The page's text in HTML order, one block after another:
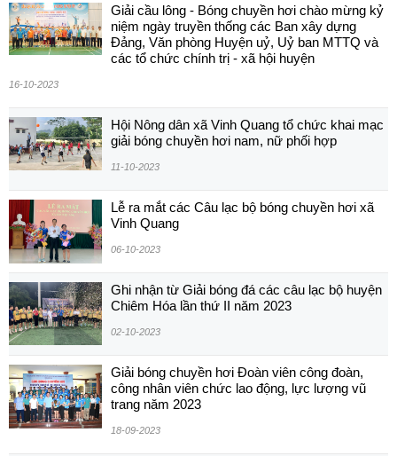
Giải cầu lông - Bóng chuyền hơi chào mừng kỷ
niệm ngày truyền thống các Ban xây dựng
Đảng, Văn phòng Huyện uỷ, Uỷ ban MTTQ và
các tổ chức chính trị - xã hội huyện
16-10-2023
Hội Nông dân xã Vinh Quang tổ chức khai mạc
giải bóng chuyền hơi nam, nữ phối hợp
11-10-2023
Lễ ra mắt các Câu lạc bộ bóng chuyền hơi xã
Vinh Quang
06-10-2023
Ghi nhận từ Giải bóng đá các câu lạc bộ huyện
Chiêm Hóa lần thứ II năm 2023
02-10-2023
Giải bóng chuyền hơi Đoàn viên công đoàn,
công nhân viên chức lao động, lực lượng vũ
trang năm 2023
18-09-2023